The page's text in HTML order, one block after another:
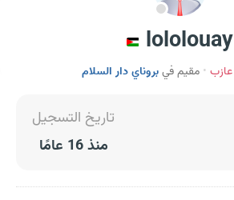
lololouay
عازب مقيم فيبروناي دار السلام
تاريخ التسجيل
منذ 16 عامًا